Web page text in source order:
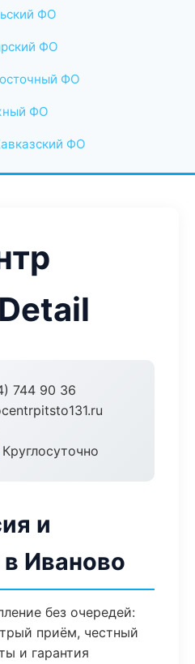
ФО
ФО
ФО
ФО
ФО
744 90 36
Круглосуточно
и
Иваново
без очередей:
приём, честный
и гарантия